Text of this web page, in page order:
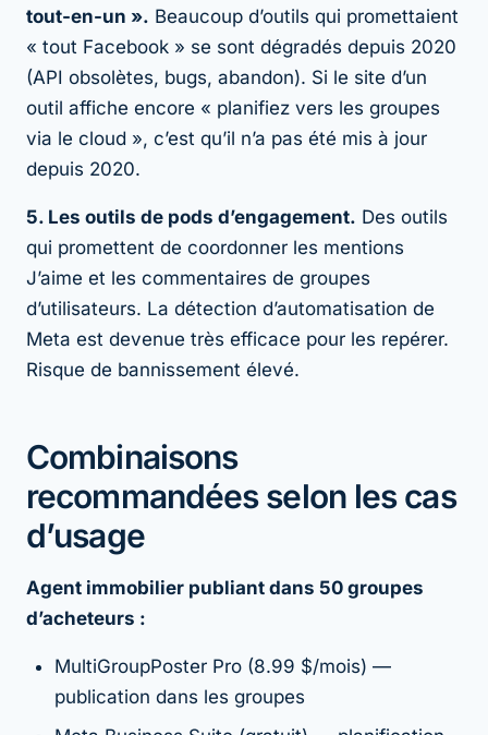
tout-en-un ». Beaucoup d’outils qui promettaient
« tout Facebook » se sont dégradés depuis 2020
(API obsolètes, bugs, abandon). Si le site d’un
outil affiche encore « planifiez vers les groupes
via le cloud », c’est qu’il n’a pas été mis à jour
depuis 2020.
5. Les outils de pods d’engagement. Des outils
qui promettent de coordonner les mentions
J’aime et les commentaires de groupes
d’utilisateurs. La détection d’automatisation de
Meta est devenue très efficace pour les repérer.
Risque de bannissement élevé.
Combinaisons
recommandées selon les cas
d’usage
Agent immobilier publiant dans 50 groupes
d’acheteurs :
MultiGroupPoster Pro (8.99 $/mois) —
publication dans les groupes